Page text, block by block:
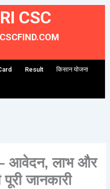
CSC
Result किसान योजना
आवेदन, लाभ और
जानकारी